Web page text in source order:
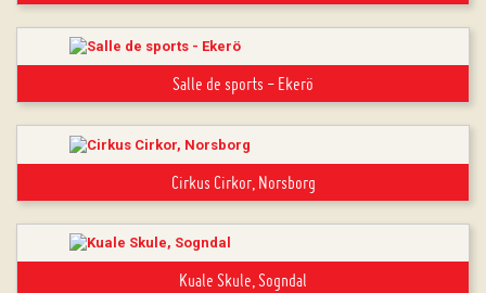
Salle de sports - Ekerö
Cirkus Cirkor, Norsborg
Kuale Skule, Sogndal